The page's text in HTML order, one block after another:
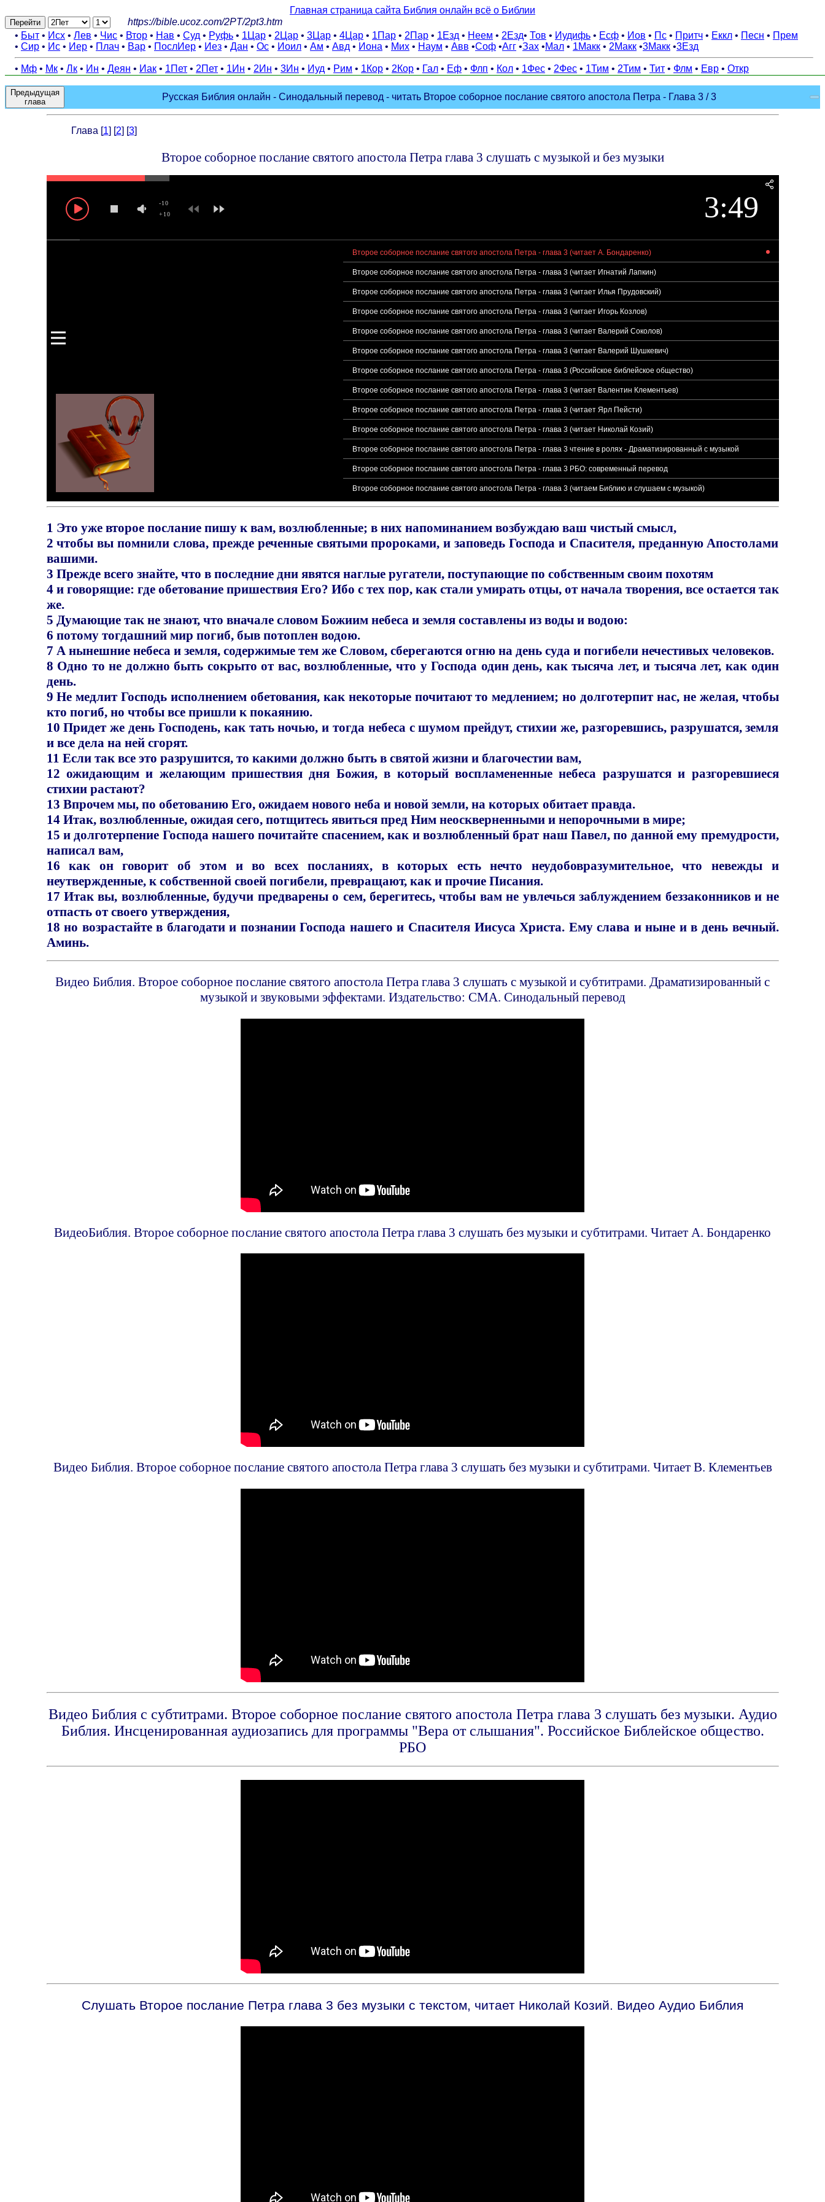
Главная страница сайта Библия онлайн всё о Библии
Перейти
https://bible.ucoz.com/2PT/2pt3.htm
• Быт • Исх • Лев • Чис • Втор • Нав • Суд • Руфь • 1Цар • 2Цар • 3Цар • 4Цар • 1Пар • 2Пар • 1Езд • Неем • 2Езд• Тов • Иудифь • Есф • Иов • Пс • Притч • Еккл • Песн • Прем
• Сир • Ис • Иер • Плач • Вар • ПослИер • Иез • Дан • Ос • Иоил • Ам • Авд • Иона • Мих • Наум • Авв •Соф •Агг •Зах •Мал • 1Макк • 2Макк •3Макк •3Езд
• Мф • Мк • Лк • Ин • Деян • Иак • 1Пет • 2Пет • 1Ин • 2Ин • 3Ин • Иуд • Рим • 1Кор • 2Кор • Гал • Еф • Флп • Кол • 1Фес • 2Фес • 1Тим • 2Тим • Тит • Флм • Евр • Откр
Предыдущая
глава
Русская Библия онлайн - Синодальный перевод - читать Второе соборное послание святого апостола Петра - Глава 3 / 3
Глава [1] [2] [3]
Второе соборное послание святого апостола Петра глава 3 слушать с музыкой и без музыки
3:49
+10
-10
Второе соборное послание святого апостола Петра - глава 3 (читает А. Бондаренко)
Второе соборное послание святого апостола Петра - глава 3 (читает Игнатий Лапкин)
Второе соборное послание святого апостола Петра - глава 3 (читает Илья Прудовский)
Второе соборное послание святого апостола Петра - глава 3 (читает Игорь Козлов)
Второе соборное послание святого апостола Петра - глава 3 (читает Валерий Соколов)
Второе соборное послание святого апостола Петра - глава 3 (читает Валерий Шушкевич)
Второе соборное послание святого апостола Петра - глава 3 (Российское библейское общество)
Второе соборное послание святого апостола Петра - глава 3 (читает Валентин Клементьев)
Второе соборное послание святого апостола Петра - глава 3 (читает Ярл Пейсти)
Второе соборное послание святого апостола Петра - глава 3 (читает Николай Козий)
Второе соборное послание святого апостола Петра - глава 3 чтение в ролях - Драматизированный с музыкой
Второе соборное послание святого апостола Петра - глава 3 РБО: современный перевод
Второе соборное послание святого апостола Петра - глава 3 (читаем Библию и слушаем с музыкой)
1 Это уже второе послание пишу к вам, возлюбленные; в них напоминанием возбуждаю ваш чистый смысл,
2 чтобы вы помнили слова, прежде реченные святыми пророками, и заповедь Господа и Спасителя, преданную Апостолами
вашими.
3 Прежде всего знайте, что в последние дни явятся наглые ругатели, поступающие по собственным своим похотям
4 и говорящие: где обетование пришествия Его? Ибо с тех пор, как стали умирать отцы, от начала творения, все остается так
же.
5 Думающие так не знают, что вначале словом Божиим небеса и земля составлены из воды и водою:
6 потому тогдашний мир погиб, быв потоплен водою.
7 А нынешние небеса и земля, содержимые тем же Словом, сберегаются огню на день суда и погибели нечестивых человеков.
8 Одно то не должно быть сокрыто от вас, возлюбленные, что у Господа один день, как тысяча лет, и тысяча лет, как один
день.
9 Не медлит Господь исполнением обетования, как некоторые почитают то медлением; но долготерпит нас, не желая, чтобы
кто погиб, но чтобы все пришли к покаянию.
10 Придет же день Господень, как тать ночью, и тогда небеса с шумом прейдут, стихии же, разгоревшись, разрушатся, земля
и все дела на ней сгорят.
11 Если так все это разрушится, то какими должно быть в святой жизни и благочестии вам,
12 ожидающим и желающим пришествия дня Божия, в который воспламененные небеса разрушатся и разгоревшиеся
стихии растают?
13 Впрочем мы, по обетованию Его, ожидаем нового неба и новой земли, на которых обитает правда.
14 Итак, возлюбленные, ожидая сего, потщитесь явиться пред Ним неоскверненными и непорочными в мире;
15 и долготерпение Господа нашего почитайте спасением, как и возлюбленный брат наш Павел, по данной ему премудрости,
написал вам,
16 как он говорит об этом и во всех посланиях, в которых есть нечто неудобовразумительное, что невежды и
неутвержденные, к собственной своей погибели, превращают, как и прочие Писания.
17 Итак вы, возлюбленные, будучи предварены о сем, берегитесь, чтобы вам не увлечься заблуждением беззаконников и не
отпасть от своего утверждения,
18 но возрастайте в благодати и познании Господа нашего и Спасителя Иисуса Христа. Ему слава и ныне и в день вечный.
Аминь.
Видео Библия. Второе соборное послание святого апостола Петра глава 3 слушать с музыкой и субтитрами. Драматизированный с
музыкой и звуковыми эффектами. Издательство: СМА. Синодальный перевод
ВидеоБиблия. Второе соборное послание святого апостола Петра глава 3 слушать без музыки и субтитрами. Читает А. Бондаренко
Видео Библия. Второе соборное послание святого апостола Петра глава 3 слушать без музыки и субтитрами. Читает В. Клементьев
Видео Библия с субтитрами. Второе соборное послание святого апостола Петра глава 3 слушать без музыки. Аудио
Библия. Инсценированная аудиозапись для программы "Вера от слышания". Российское Библейское общество.
РБО
Слушать Второе послание Петра глава 3 без музыки с текстом, читает Николай Козий. Видео Аудио Библия